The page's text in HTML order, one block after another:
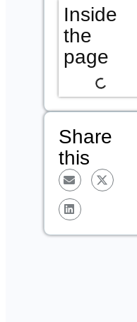
Inside
the
page
Share
this